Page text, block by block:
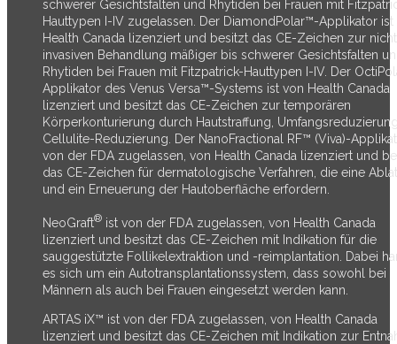
schwerer Gesichtsfalten und Rhytiden bei Frauen mit
Hauttypen I-IV zugelassen. Der DiamondPolar™-Applikator ist
Health Canada lizenziert und besitzt das CE-Zeichen zur
invasiven Behandlung mäßiger bis schwerer Gesichtsfalten
Rhytiden bei Frauen mit Fitzpatrick-Hauttypen I-IV. Der
Applikator des Venus Versa™-Systems ist von Health Canada
lizenziert und besitzt das CE-Zeichen zur temporären
Körperkonturierung durch Hautstraffung,
Cellulite-Reduzierung. Der NanoFractional RF™ (Viva)-
von der FDA zugelassen, von Health Canada lizenziert und
das CE-Zeichen für dermatologische Verfahren, die eine
und ein Erneuerung der Hautoberfläche erfordern.
NeoGraft® ist von der FDA zugelassen, von Health Canada
lizenziert und besitzt das CE-Zeichen mit Indikation für die
sauggestützte Follikelextraktion und -reimplantation. Dabei
es sich um ein Autotransplantationssystem, dass sowohl bei
Männern als auch bei Frauen eingesetzt werden kann.
ARTAS iX™ ist von der FDA zugelassen, von Health Canada
lizenziert und besitzt das CE-Zeichen mit Indikation zur